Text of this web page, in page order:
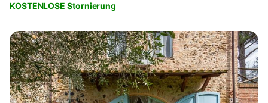
KOSTENLOSE Stornierung